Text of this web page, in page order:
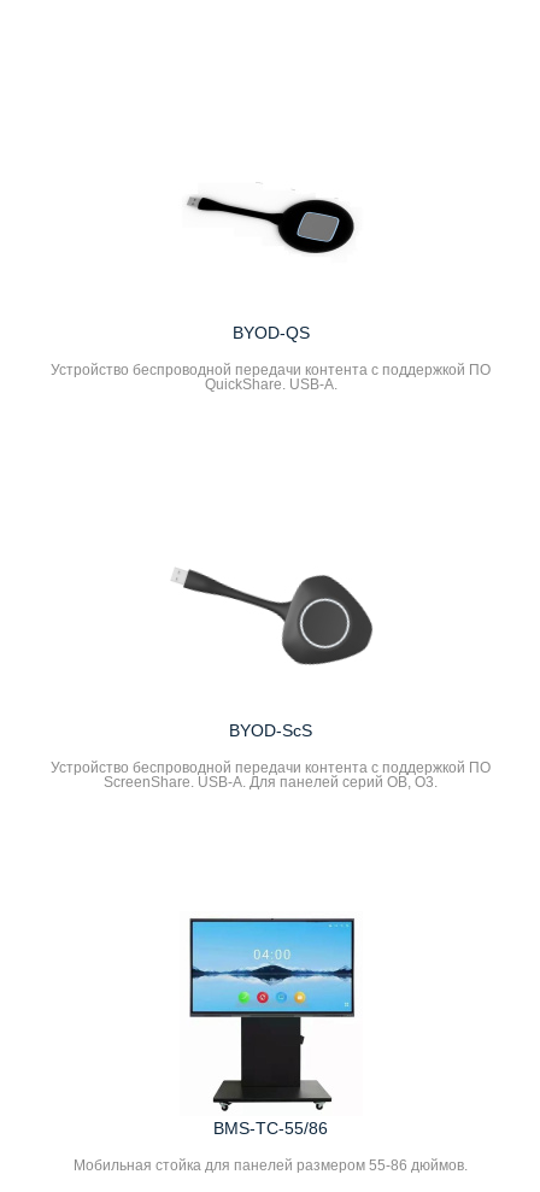
BYOD-QS
Устройство беспроводной передачи контента с поддержкой ПО
QuickShare. USB-A.
BYOD-ScS
Устройство беспроводной передачи контента с поддержкой ПО
ScreenShare. USB-A. Для панелей серий ОB, O3.
BMS-TC-55/86
Мобильная стойка для панелей размером 55-86 дюймов.